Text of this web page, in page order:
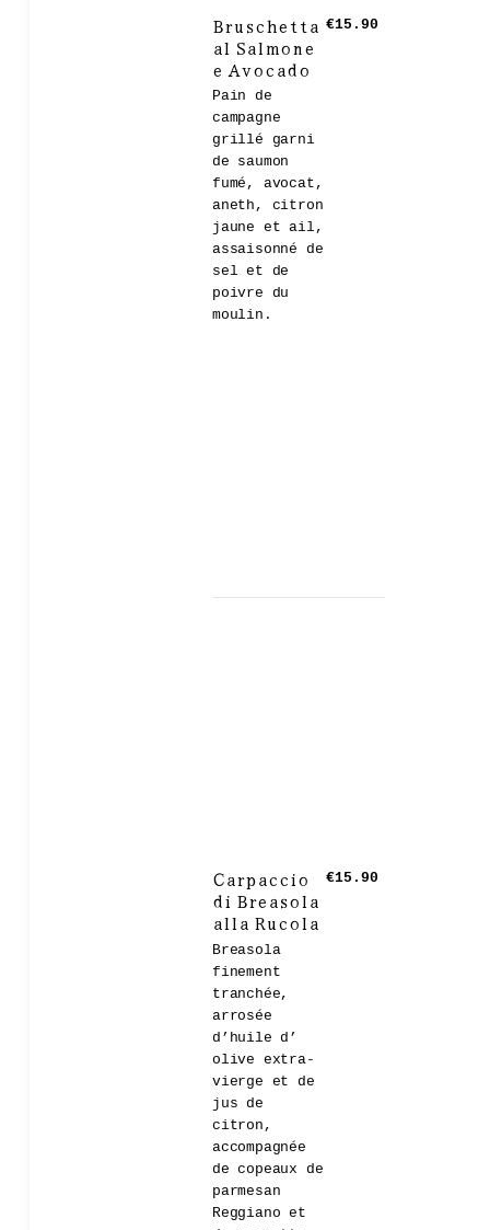
Bruschetta
al Salmone
e Avocado
Pain de
campagne
grillé garni
de saumon
fumé, avocat,
aneth, citron
jaune et ail,
assaisonné de
sel et de
poivre du
moulin.
€15.90
Carpaccio
di Breasola
alla Rucola
Breasola
finement
tranchée,
arrosée
d’huile d’
olive extra-
vierge et de
jus de
citron,
accompagnée
de copeaux de
parmesan
Reggiano et
€15.90